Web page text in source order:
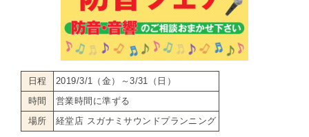
日程
2019/3/1（金）～3/31（日）
時間
営業時間に準ずる
場所
経堂店 スガナミサウンドプランニング